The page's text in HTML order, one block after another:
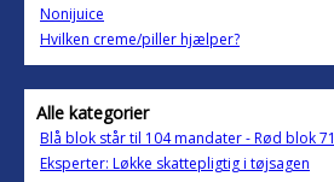
Nonijuice
Hvilken creme/piller hjælper?
Alle kategorier
Blå blok står til 104 mandater - Rød blok 71
Eksperter: Løkke skattepligtig i tøjsagen